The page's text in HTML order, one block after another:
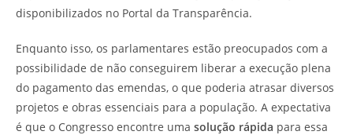
disponibilizados no Portal da Transparência.
Enquanto isso, os parlamentares estão preocupados com a
possibilidade de não conseguirem liberar a execução plena
do pagamento das emendas, o que poderia atrasar diversos
projetos e obras essenciais para a população. A expectativa
é que o Congresso encontre uma solução rápida para essa